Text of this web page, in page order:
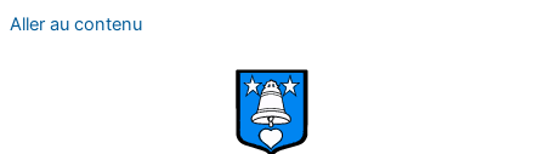
Aller au contenu